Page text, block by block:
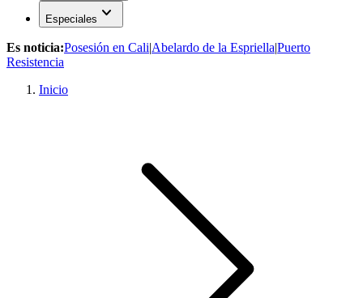
Especiales expand_more
Es noticia:Posesión en Cali|Abelardo de la Espriella|Puerto
Resistencia
Inicio